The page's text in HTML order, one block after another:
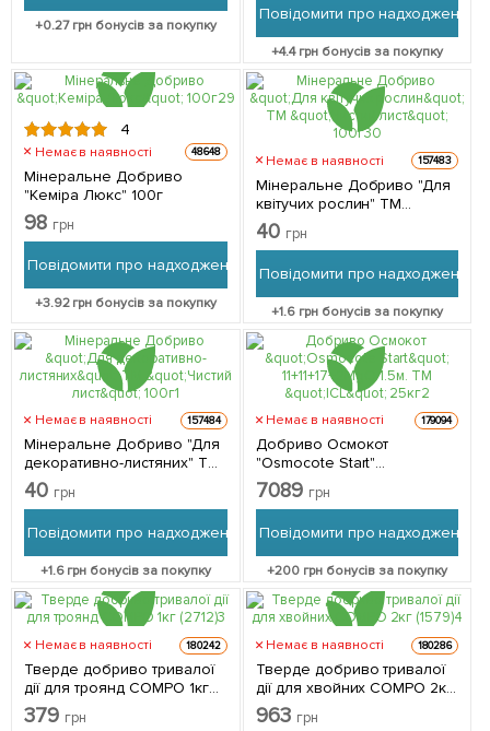
+0.27грн бонусів за покупку
Повідомити про надходження
+4.4грн бонусів за покупку
4
Немає в наявності 48648
Мінеральне Добриво
"Кеміра Люкс" 100г
98 грн
Повідомити про надходження
+3.92грн бонусів за покупку
Немає в наявності 157483
Мінеральне Добриво "Для
квітучих рослин" ТМ
"Чистий лист" 100г
40 грн
Повідомити про надходження
+1.6 грн бонусів за покупку
Немає в наявності 157484
Мінеральне Добриво "Для
декоративно-листяних" ТМ
"Чистий лист" 100г
40 грн
Повідомити про надходження
+1.6грн бонусів за покупку
Немає в наявності 179094
Добриво Осмокот
"Osmocote Start"
11+11+17+2MgO 1.5м. ТМ "ICL"
25кг
7089 грн
Повідомити про надходження
+200 грн бонусів за покупку
Немає в наявності 180242
Тверде добриво тривалої
дії для троянд COMPO 1кг
(2712)
379 грн
Немає в наявності 180286
Тверде добриво тривалої
дії для хвойних COMPO 2кг
(1579)
963 грн